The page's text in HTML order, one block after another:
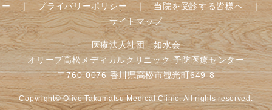
ー
｜ プライバリーポリシー ｜当院を受診する皆様へ｜
サイトマップ
医療法人社団 如水会
オリーブ高松メディカルクリニック 予防医療センター
〒760-0076 香川県高松市観光町649-8
Copyright© Olive Takamatsu Medical Clinic. All rights reserved.